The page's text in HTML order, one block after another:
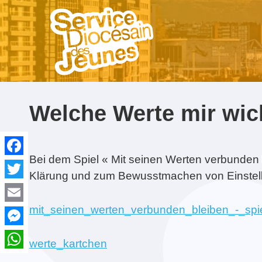
On change de site web !
l’Espérance
Rassemblement
Diocésain des Jeunes
2017
Contact & Équipe
Welche Werte mir
Bei dem Spiel « Mit seinen Werten
Klärung und zum Bewusstmachen von
mit_seinen_werten_verbunden_bleiben_-
werte_kartchen
Facebook
Twitter
Email
Messenger